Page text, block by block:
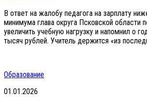
В ответ на жалобу педагога на зарплату
минимума глава округа Псковской области
увеличить учебную нагрузку и напомнил о
тысяч рублей. Учитель держится «из
Образование
01.01.2026